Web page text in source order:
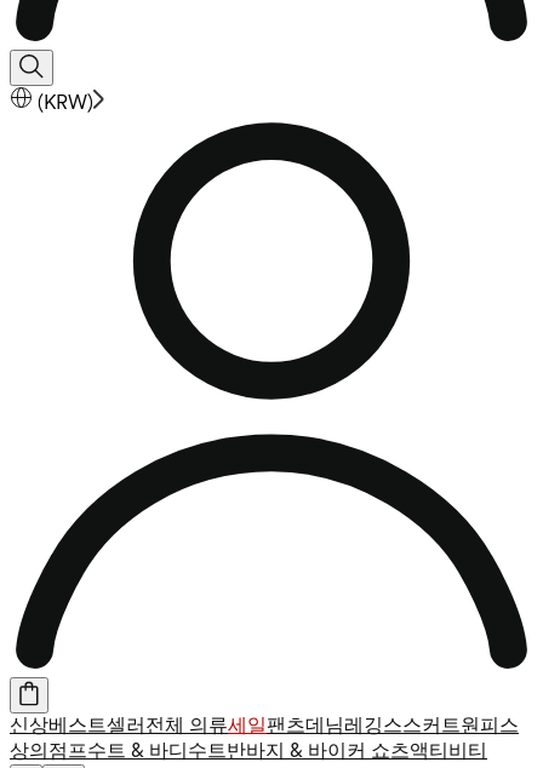
(KRW)
신상베스트셀러전체 의류세일팬츠데님레깅스스커트원피스
상의점프수트 & 바디수트반바지 & 바이커 쇼츠액티비티